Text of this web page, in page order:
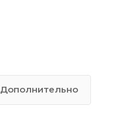
Дополнительно